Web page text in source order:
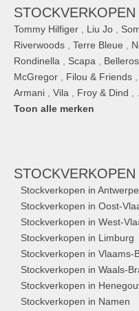
Tommy Hilfiger Liu Jo
Riverwoods
Terre Bleue
Rondinella
Scapa
McGregor
Filou & Friends
Armani
Vila Froy & Dind
Toon alle merken
STOCKVERKOPEN
Stockverkopen in
Stockverkopen in Oost-
Stockverkopen in West-
Stockverkopen in Limburg
Stockverkopen in Vlaams-
Stockverkopen in Waals-
Stockverkopen in
Stockverkopen in Namen